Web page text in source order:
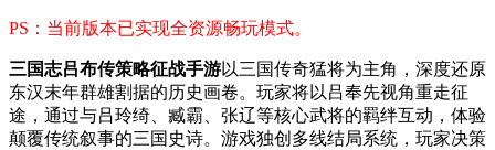
PS：当前版本已实现全资源畅玩模式。
三国志吕布传策略征战手游以三国传奇猛将为主角，深度还原
东汉末年群雄割据的历史画卷。玩家将以吕奉先视角重走征
途，通过与吕玲绮、臧霸、张辽等核心武将的羁绊互动，体验
颠覆传统叙事的三国史诗。游戏独创多线结局系统，玩家决策